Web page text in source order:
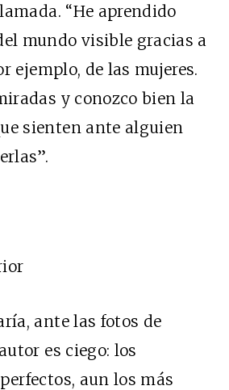
“He aprendido
mundo visible gracias a
ejemplo, de las mujeres.
y conozco bien la
sienten ante alguien
ante las fotos de
es ciego: los
aun los más